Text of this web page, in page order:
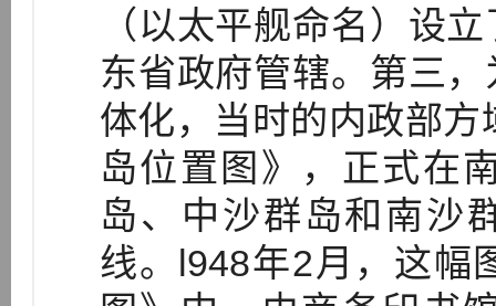
（以太平舰命名）设
东省政府管辖。第三
体化，当时的内政部
岛位置图》，正式在
岛、中沙群岛和南沙
线。l948年2月，这幅